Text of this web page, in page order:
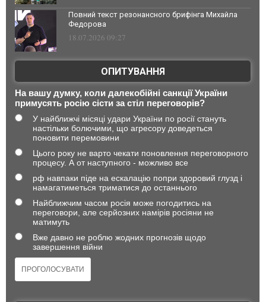
Повний текст резонансного брифінга Михайла
Федорова
18.07.2026 09:27
ОПИТУВАННЯ
На вашу думку, коли далекобійні санкції України
примусять росію сісти за стіл переговорів?
У найближчі місяці удари України по росії стануть
настільки болючими, що агресору доведеться
поновити перемовини
Цього року не варто чекати поновлення переговорного
процесу. А от наступного - можливо все
рф навпаки піде на ескалацію попри здоровий глузд і
намагатиметься триматися до останнього
Найближчим часом росія може погодитись на
переговори, але серйозних намірів росіяни не
матимуть
Вже давно не роблю жодних прогнозів щодо
завершення війни